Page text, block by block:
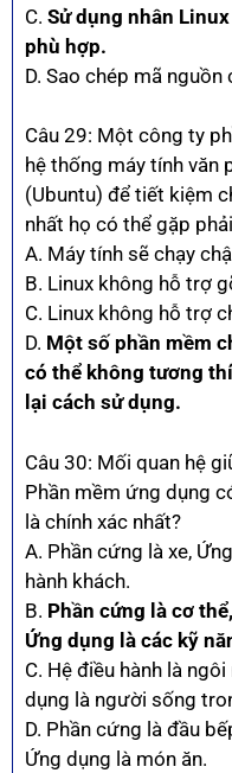
C. Sử dụng nhân
phù hợp.
D. Sao chép mã nguồn
Câu 29: Một công ty
hệ thống máy tính văn
(Ubuntu) để tiết kiệm
nhất họ có thể gặp
A. Máy tính sẽ chạy
B. Linux không hỗ trợ
C. Linux không hỗ trợ
D. Một số phần mềm
có thể không tương
lại cách sử dụng.
Câu 30: Mối quan hệ
Phần mềm ứng dụng
là chính xác nhất?
A. Phần cứng là xe,
hành khách.
B. Phần cứng là cơ
Ứng dụng là các kỹ
C. Hệ điều hành là
dụng là người sống
D. Phần cứng là đầu
Ứng dụng là món ăn.